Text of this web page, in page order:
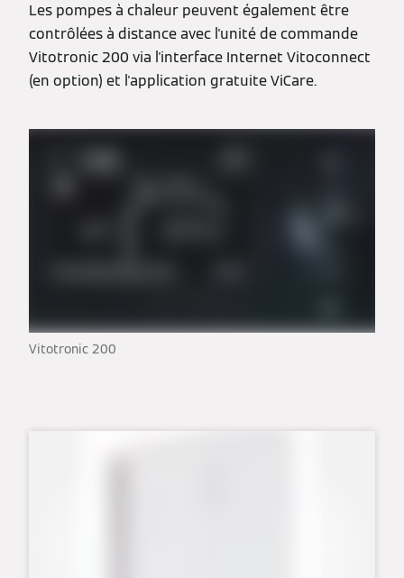
Les pompes à chaleur peuvent également être
contrôlées à distance avec l'unité de commande
Vitotronic 200 via l'interface Internet Vitoconnect
(en option) et l'application gratuite ViCare.
Vitotronic 200